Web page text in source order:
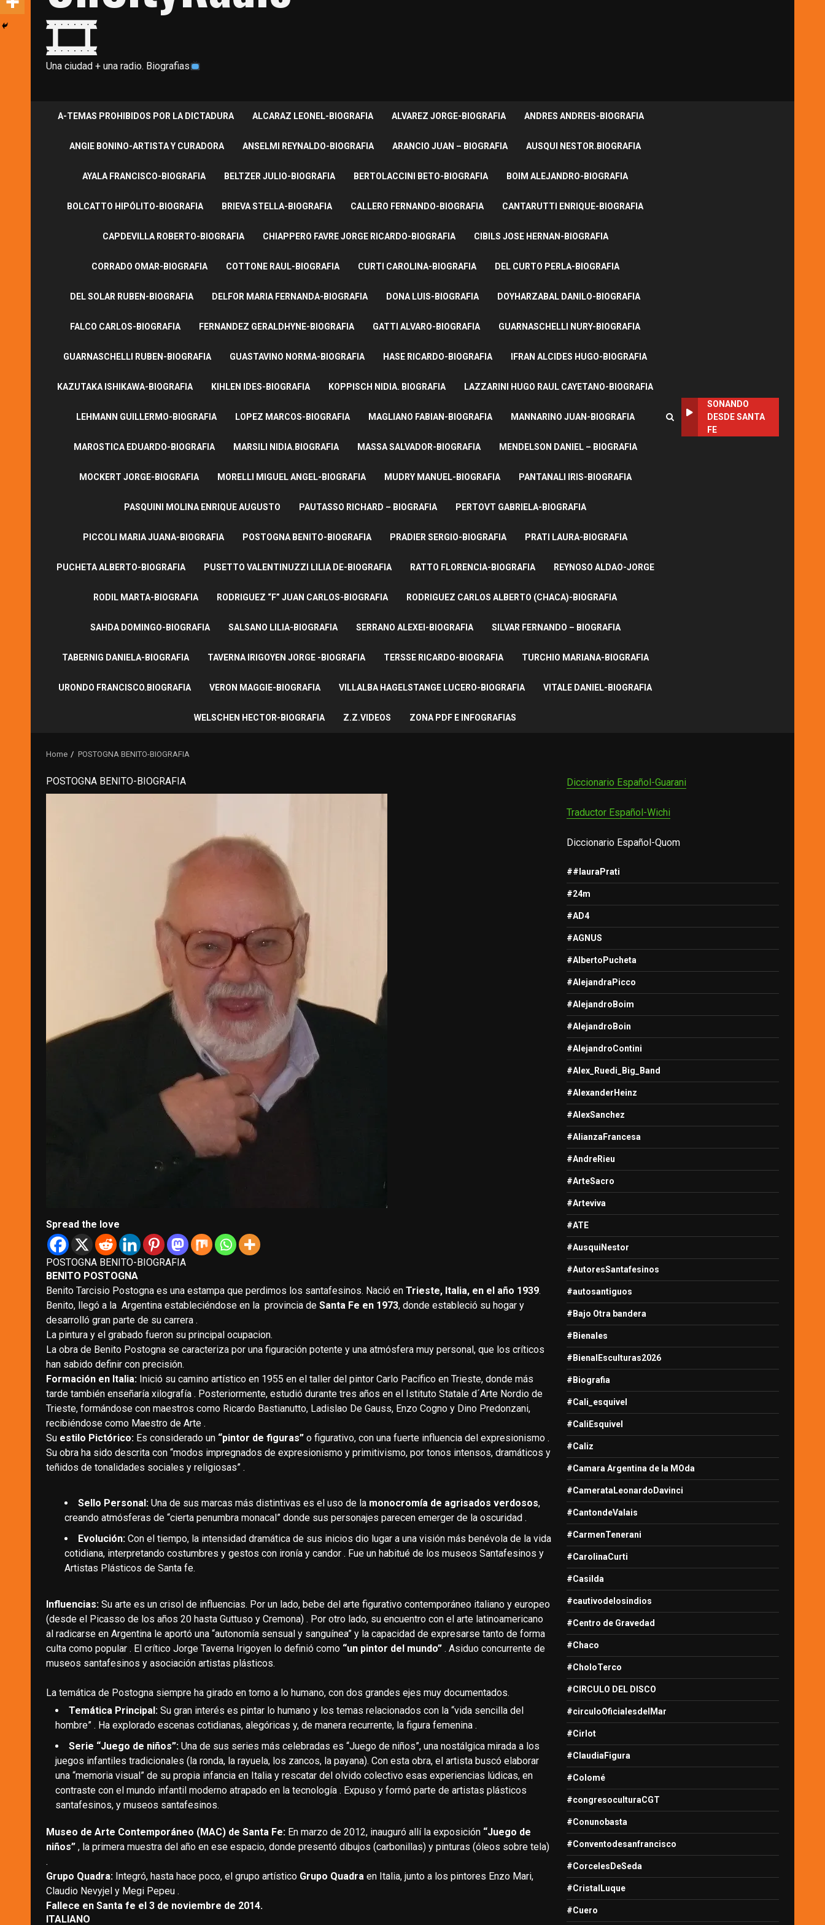
🎞
Una ciudad + una radio. Biografias
A-TEMAS PROHIBIDOS POR LA DICTADURA ALCARAZ LEONEL-BIOGRAFIA ALVAREZ JORGE-BIOGRAFIA ANDRES ANDREIS-BIOGRAFIA
ANGIE BONINO-ARTISTA Y CURADORA ANSELMI REYNALDO-BIOGRAFIA ARANCIO JUAN – BIOGRAFIA AUSQUI NESTOR.BIOGRAFIA
AYALA FRANCISCO-BIOGRAFIA BELTZER JULIO-BIOGRAFIA BERTOLACCINI BETO-BIOGRAFIA BOIM ALEJANDRO-BIOGRAFIA
BOLCATTO HIPÓLITO-BIOGRAFIA BRIEVA STELLA-BIOGRAFIA CALLERO FERNANDO-BIOGRAFIA CANTARUTTI ENRIQUE-BIOGRAFIA
CAPDEVILLA ROBERTO-BIOGRAFIA CHIAPPERO FAVRE JORGE RICARDO-BIOGRAFIA CIBILS JOSE HERNAN-BIOGRAFIA
CORRADO OMAR-BIOGRAFIA COTTONE RAUL-BIOGRAFIA CURTI CAROLINA-BIOGRAFIA DEL CURTO PERLA-BIOGRAFIA
DEL SOLAR RUBEN-BIOGRAFIA DELFOR MARIA FERNANDA-BIOGRAFIA DONA LUIS-BIOGRAFIA DOYHARZABAL DANILO-BIOGRAFIA
FALCO CARLOS-BIOGRAFIA FERNANDEZ GERALDHYNE-BIOGRAFIA GATTI ALVARO-BIOGRAFIA GUARNASCHELLI NURY-BIOGRAFIA
GUARNASCHELLI RUBEN-BIOGRAFIA GUASTAVINO NORMA-BIOGRAFIA HASE RICARDO-BIOGRAFIA IFRAN ALCIDES HUGO-BIOGRAFIA
KAZUTAKA ISHIKAWA-BIOGRAFIA KIHLEN IDES-BIOGRAFIA KOPPISCH NIDIA. BIOGRAFIA LAZZARINI HUGO RAUL CAYETANO-BIOGRAFIA
LEHMANN GUILLERMO-BIOGRAFIA LOPEZ MARCOS-BIOGRAFIA MAGLIANO FABIAN-BIOGRAFIA MANNARINO JUAN-BIOGRAFIA
MAROSTICA EDUARDO-BIOGRAFIA MARSILI NIDIA.BIOGRAFIA MASSA SALVADOR-BIOGRAFIA MENDELSON DANIEL – BIOGRAFIA
MOCKERT JORGE-BIOGRAFIA MORELLI MIGUEL ANGEL-BIOGRAFIA MUDRY MANUEL-BIOGRAFIA PANTANALI IRIS-BIOGRAFIA
PASQUINI MOLINA ENRIQUE AUGUSTO PAUTASSO RICHARD – BIOGRAFIA PERTOVT GABRIELA-BIOGRAFIA
PICCOLI MARIA JUANA-BIOGRAFIA POSTOGNA BENITO-BIOGRAFIA PRADIER SERGIO-BIOGRAFIA PRATI LAURA-BIOGRAFIA
PUCHETA ALBERTO-BIOGRAFIA PUSETTO VALENTINUZZI LILIA DE-BIOGRAFIA RATTO FLORENCIA-BIOGRAFIA REYNOSO ALDAO-JORGE
RODIL MARTA-BIOGRAFIA RODRIGUEZ “F” JUAN CARLOS-BIOGRAFIA RODRIGUEZ CARLOS ALBERTO (CHACA)-BIOGRAFIA
SAHDA DOMINGO-BIOGRAFIA SALSANO LILIA-BIOGRAFIA SERRANO ALEXEI-BIOGRAFIA SILVAR FERNANDO – BIOGRAFIA
TABERNIG DANIELA-BIOGRAFIA TAVERNA IRIGOYEN JORGE -BIOGRAFIA TERSSE RICARDO-BIOGRAFIA TURCHIO MARIANA-BIOGRAFIA
URONDO FRANCISCO.BIOGRAFIA VERON MAGGIE-BIOGRAFIA VILLALBA HAGELSTANGE LUCERO-BIOGRAFIA VITALE DANIEL-BIOGRAFIA
WELSCHEN HECTOR-BIOGRAFIA Z.Z.VIDEOS ZONA PDF E INFOGRAFIAS
SONANDO
DESDE SANTA
FE
Home POSTOGNA BENITO-BIOGRAFIA
POSTOGNA BENITO-BIOGRAFIA
Spread the love
POSTOGNA BENITO-BIOGRAFIA
BENITO POSTOGNA
Benito Tarcisio Postogna es una estampa que perdimos los santafesinos. Nació en Trieste, Italia, en el año 1939.
Benito, llegó a la Argentina estableciéndose en la provincia de Santa Fe en 1973, donde estableció su hogar y
desarrolló gran parte de su carrera .
La pintura y el grabado fueron su principal ocupacion.
La obra de Benito Postogna se caracteriza por una figuración potente y una atmósfera muy personal, que los críticos
han sabido definir con precisión.
Formación en Italia: Inició su camino artístico en 1955 en el taller del pintor Carlo Pacífico en Trieste, donde más
tarde también enseñaría xilografía . Posteriormente, estudió durante tres años en el Istituto Statale d´Arte Nordio de
Trieste, formándose con maestros como Ricardo Bastianutto, Ladislao De Gauss, Enzo Cogno y Dino Predonzani,
recibiéndose como Maestro de Arte .
Su estilo Pictórico: Es considerado un “pintor de figuras” o figurativo, con una fuerte influencia del expresionismo .
Su obra ha sido descrita con “modos impregnados de expresionismo y primitivismo, por tonos intensos, dramáticos y
teñidos de tonalidades sociales y religiosas” .
Sello Personal: Una de sus marcas más distintivas es el uso de la monocromía de agrisados verdosos,
creando atmósferas de “cierta penumbra monacal” donde sus personajes parecen emerger de la oscuridad .
Evolución: Con el tiempo, la intensidad dramática de sus inicios dio lugar a una visión más benévola de la vida
cotidiana, interpretando costumbres y gestos con ironía y candor . Fue un habitué de los museos Santafesinos y
Artistas Plásticos de Santa fe.
Influencias: Su arte es un crisol de influencias. Por un lado, bebe del arte figurativo contemporáneo italiano y europeo
(desde el Picasso de los años 20 hasta Guttuso y Cremona) . Por otro lado, su encuentro con el arte latinoamericano
al radicarse en Argentina le aportó una “autonomía sensual y sanguínea” y la capacidad de expresarse tanto de forma
culta como popular . El crítico Jorge Taverna Irigoyen lo definió como “un pintor del mundo” . Asiduo concurrente de
museos santafesinos y asociación artistas plásticos.
La temática de Postogna siempre ha girado en torno a lo humano, con dos grandes ejes muy documentados.
Temática Principal: Su gran interés es pintar lo humano y los temas relacionados con la “vida sencilla del
hombre” . Ha explorado escenas cotidianas, alegóricas y, de manera recurrente, la figura femenina .
Serie “Juego de niños”: Una de sus series más celebradas es “Juego de niños”, una nostálgica mirada a los
juegos infantiles tradicionales (la ronda, la rayuela, los zancos, la payana). Con esta obra, el artista buscó elaborar
una “memoria visual” de su propia infancia en Italia y rescatar del olvido colectivo esas experiencias lúdicas, en
contraste con el mundo infantil moderno atrapado en la tecnología . Expuso y formó parte de artistas plásticos
santafesinos, y museos santafesinos.
Museo de Arte Contemporáneo (MAC) de Santa Fe: En marzo de 2012, inauguró allí la exposición “Juego de
niños” , la primera muestra del año en ese espacio, donde presentó dibujos (carbonillas) y pinturas (óleos sobre tela)
.
Grupo Quadra: Integró, hasta hace poco, el grupo artístico Grupo Quadra en Italia, junto a los pintores Enzo Mari,
Claudio Nevyjel y Megi Pepeu .
Fallece en Santa fe el 3 de noviembre de 2014.
ITALIANO
Diccionario Español-Guarani
Traductor Español-Wichi
Diccionario Español-Quom
##lauraPrati
#24m
#AD4
#AGNUS
#AlbertoPucheta
#AlejandraPicco
#AlejandroBoim
#AlejandroBoin
#AlejandroContini
#Alex_Ruedi_Big_Band
#AlexanderHeinz
#AlexSanchez
#AlianzaFrancesa
#AndreRieu
#ArteSacro
#Arteviva
#ATE
#AusquiNestor
#AutoresSantafesinos
#autosantiguos
#Bajo Otra bandera
#Bienales
#BienalEsculturas2026
#Biografia
#Cali_esquivel
#CaliEsquivel
#Caliz
#Camara Argentina de la MOda
#CamerataLeonardoDavinci
#CantondeValais
#CarmenTenerani
#CarolinaCurti
#Casilda
#cautivodelosindios
#Centro de Gravedad
#Chaco
#CholoTerco
#CIRCULO DEL DISCO
#circuloOficialesdelMar
#Cirlot
#ClaudiaFigura
#Colomé
#congresoculturaCGT
#Conunobasta
#Conventodesanfrancisco
#CorcelesDeSeda
#CristalLuque
#Cuero